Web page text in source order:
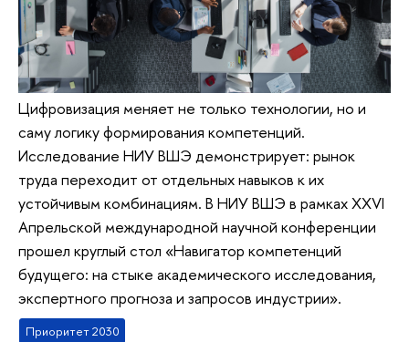
Цифровизация меняет не только технологии, но и
саму логику формирования компетенций.
Исследование НИУ ВШЭ демонстрирует: рынок
труда переходит от отдельных навыков к их
устойчивым комбинациям. В НИУ ВШЭ в рамках XXVI
Апрельской международной научной конференции
прошел круглый стол «Навигатор компетенций
будущего: на стыке академического исследования,
экспертного прогноза и запросов индустрии».
Приоритет 2030